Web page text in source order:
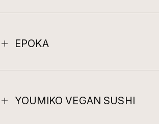
EPOKA
YOUMIKO VEGAN SUSHI